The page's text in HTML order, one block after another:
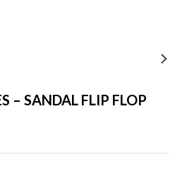
– SANDAL FLIP FLOP